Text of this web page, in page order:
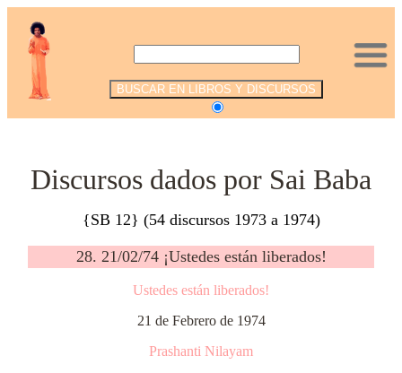
Discursos dados por Sai Baba
{SB 12} (54 discursos 1973 a 1974)
28. 21/02/74 ¡Ustedes están liberados!
Ustedes están liberados!
21 de Febrero de 1974
Prashanti Nilayam